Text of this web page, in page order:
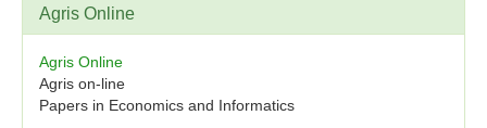
Agris Online
Agris Online
Agris on-line
Papers in Economics and Informatics